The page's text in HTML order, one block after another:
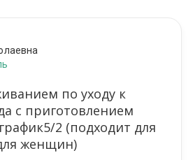
по уходу к
с приготовлением
2 (подходит для
женщин)